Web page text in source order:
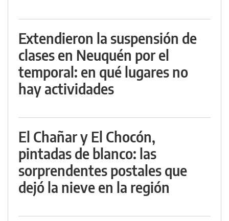
Extendieron la suspensión de
clases en Neuquén por el
temporal: en qué lugares no
hay actividades
El Chañar y El Chocón,
pintadas de blanco: las
sorprendentes postales que
dejó la nieve en la región